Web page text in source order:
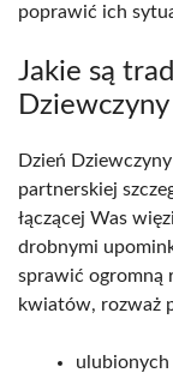
poprawić ich
Jakie są
Dzień
partnerskiej
łączącej Was
drobnymi
sprawić ogromną
kwiatów, rozważ
ulubionych